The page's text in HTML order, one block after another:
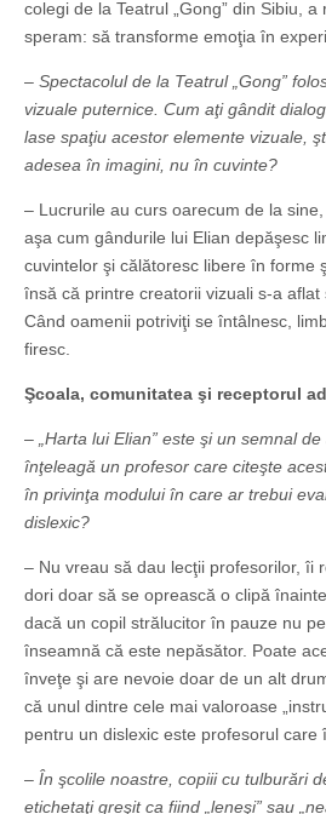
colegi de la Teatrul „Gong” din Sibiu,
speram: să transforme emoţia în
– Spectacolul de la Teatrul „Gong”
vizuale puternice. Cum aţi gândit
lase spaţiu acestor elemente vizuale,
adesea în imagini, nu în cuvinte?
– Lucrurile au curs oarecum de la
aşa cum gândurile lui Elian depăşesc
cuvintelor şi călătoresc libere în forme
însă că printre creatorii vizuali s-a aflat
Când oamenii potriviţi se întâlnesc,
firesc.
Şcoala, comunitatea şi receptorul
– „Harta lui Elian” este şi un semnal
înţeleagă un profesor care citeşte
în privinţa modului în care ar trebui
dislexic?
– Nu vreau să dau lecţii profesorilor, îi
dori doar să se oprească o clipă
dacă un copil strălucitor în pauze nu
înseamnă că este nepăsător. Poate
înveţe şi are nevoie doar de un alt
că unul dintre cele mai valoroase
pentru un dislexic este profesorul care
– În şcolile noastre, copiii cu tulburări
etichetaţi greşit ca fiind „leneşi” sau